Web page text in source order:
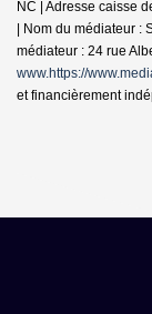
NC | Adresse caisse
| Nom du médiateur :
médiateur : 24 rue
www.https://
et financièrement